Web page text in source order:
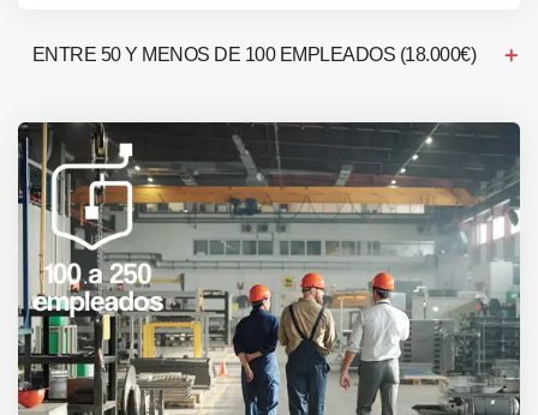
ENTRE 50 Y MENOS DE 100 EMPLEADOS (18.000€)